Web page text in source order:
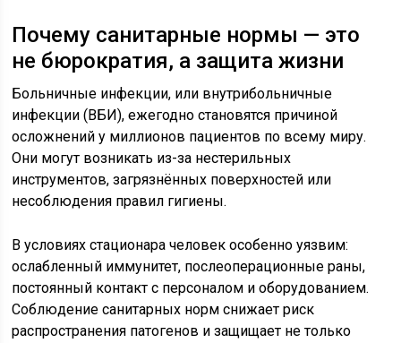
Почему санитарные нормы — это
не бюрократия, а защита жизни
Больничные инфекции, или внутрибольничные
инфекции (ВБИ), ежегодно становятся причиной
осложнений у миллионов пациентов по всему миру.
Они могут возникать из-за нестерильных
инструментов, загрязнённых поверхностей или
несоблюдения правил гигиены.
В условиях стационара человек особенно уязвим:
ослабленный иммунитет, послеоперационные раны,
постоянный контакт с персоналом и оборудованием.
Соблюдение санитарных норм снижает риск
распространения патогенов и защищает не только